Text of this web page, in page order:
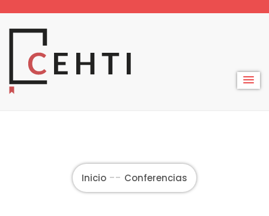
content
Inicio Conferencias